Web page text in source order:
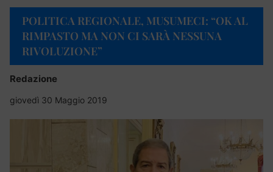
POLITICA REGIONALE, MUSUMECI: “OK AL
RIMPASTO MA NON CI SARÀ NESSUNA
RIVOLUZIONE”
Redazione
giovedì 30 Maggio 2019